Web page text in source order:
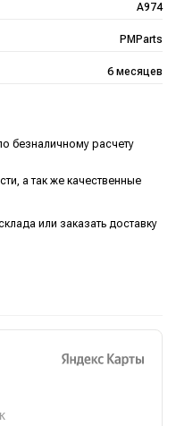
A974
PMParts
6 месяцев
безналичному расчету
а так же качественные
или заказать доставку